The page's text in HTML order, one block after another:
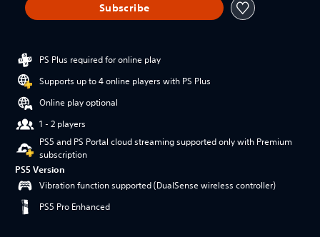
Subscribe
PS Plus required for online play
Supports up to 4 online players with PS Plus
Online play optional
1 - 2 players
PS5 and PS Portal cloud streaming supported only with Premium
subscription
PS5 Version
Vibration function supported (DualSense wireless controller)
PS5 Pro Enhanced